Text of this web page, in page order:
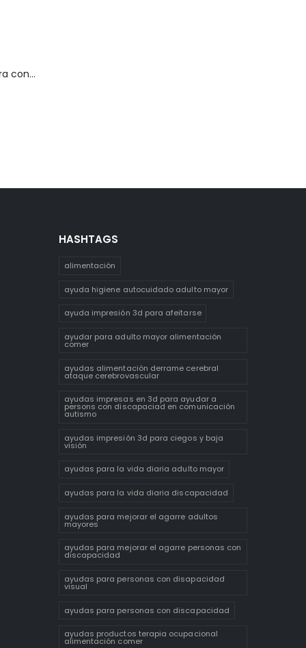
Silla de ruedas para conejillo de indias
HASHTAGS
alimentación
ayuda higiene autocuidado adulto mayor
ayuda impresión 3d para afeitarse
ayudar para adulto mayor alimentación
comer
ayudas alimentación derrame cerebral
ataque cerebrovascular
ayudas impresas en 3d para ayudar a
persons con discapaciad en comunicación
autismo
ayudas impresión 3d para ciegos y baja
visión
ayudas para la vida diaria adulto mayor
ayudas para la vida diaria discapacidad
ayudas para mejorar el agarre adultos
mayores
ayudas para mejorar el agarre personas con
discapacidad
ayudas para personas con disapacidad
visual
ayudas para personas con discapacidad
ayudas productos terapia ocupacional
alimentación comer